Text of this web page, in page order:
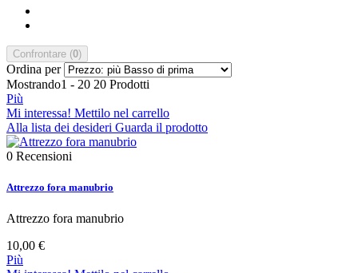
Confrontare (0)
Ordina per
Mostrando1 - 20 20 Prodotti
Più
Mi interessa! Mettilo nel carrello
Alla lista dei desideri Guarda il prodotto
0 Recensioni
Attrezzo fora manubrio
Attrezzo fora manubrio
10,00 €
Più